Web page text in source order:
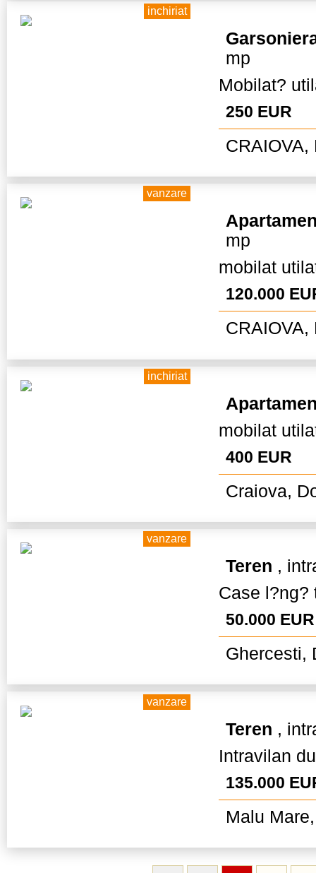
inchiriat
mp
Mobilat?
250 EUR
CRAIOVA,
vanzare
mp
mobilat
120.000
CRAIOVA,
inchiriat
mobilat
400 EUR
Craiova,
vanzare
Teren ,
Case l?ng?
50.000 EUR
Ghercesti,
vanzare
Teren ,
Intravilan
135.000
Malu